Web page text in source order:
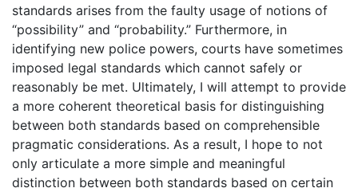
standards arises from the faulty usage of notions of
“possibility” and “probability.” Furthermore, in
identifying new police powers, courts have sometimes
imposed legal standards which cannot safely or
reasonably be met. Ultimately, I will attempt to provide
a more coherent theoretical basis for distinguishing
between both standards based on comprehensible
pragmatic considerations. As a result, I hope to not
only articulate a more simple and meaningful
distinction between both standards based on certain